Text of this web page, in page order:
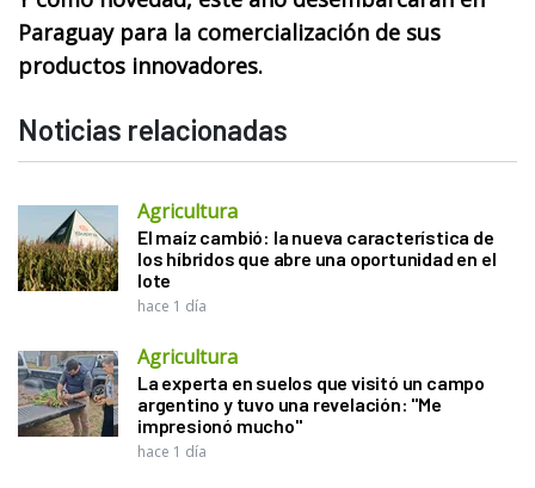
Paraguay para la comercialización de sus
productos innovadores.
Noticias relacionadas
Agricultura
El maíz cambió: la nueva característica de
los híbridos que abre una oportunidad en el
lote
hace 1 día
Agricultura
La experta en suelos que visitó un campo
argentino y tuvo una revelación: "Me
impresionó mucho"
hace 1 día